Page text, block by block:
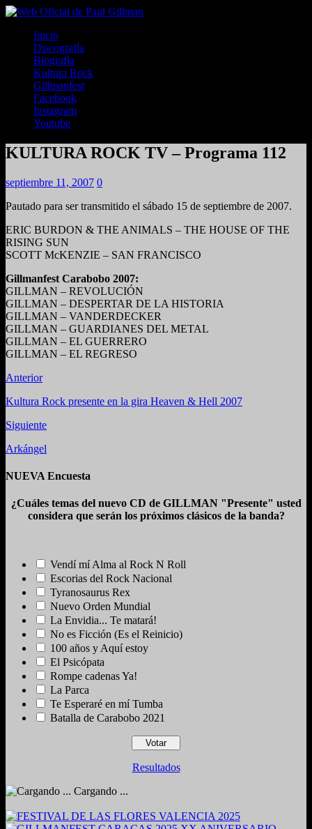
Inicio
Discografía
Biografía
Kultura Rock
Gillmanfest
Facebook
Instagram
Youtube
KULTURA ROCK TV – Programa 112
septiembre 11, 2007 0
Pautado para ser transmitido el sábado 15 de septiembre de 2007.
ERIC BURDON & THE ANIMALS – THE HOUSE OF THE
RISING SUN
SCOTT McKENZIE – SAN FRANCISCO
Gillmanfest Carabobo 2007:
GILLMAN – REVOLUCIÓN
GILLMAN – DESPERTAR DE LA HISTORIA
GILLMAN – VANDERDECKER
GILLMAN – GUARDIANES DEL METAL
GILLMAN – EL GUERRERO
GILLMAN – EL REGRESO
Anterior
Kultura Rock presente en la gira Heaven & Hell 2007
Siguiente
Arkángel
NUEVA Encuesta
¿Cuáles temas del nuevo CD de GILLMAN "Presente" usted
considera que serán los próximos clásicos de la banda?
Vendí mí Alma al Rock N Roll
Escorias del Rock Nacional
Tyranosaurus Rex
Nuevo Orden Mundial
La Envidia... Te matará!
No es Ficción (Es el Reinicio)
100 años y Aquí estoy
El Psicópata
Rompe cadenas Ya!
La Parca
Te Esperaré en mí Tumba
Batalla de Carabobo 2021
Resultados
Cargando ...